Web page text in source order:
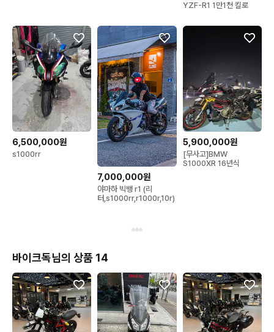
YZF-R1 1만1쳔 킬로
6,500,000원
s1000rr
7,000,000원
야마하 빅뱅 r1 (리
터,s1000rr,r1000r,10r)
5,900,000원
[무사고]BMW
S1000XR 16년식
바이크독님의 상품 14